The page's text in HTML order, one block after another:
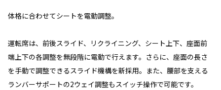
体格に合わせてシートを電動調整。
運転席は、前後スライド、リクライニング、シート上下、座面前
端上下の各調整を無段階に電動で行えます。さらに、座面の長さ
を手動で調整できるスライド機構を新採用。また、腰部を支える
ランバーサポートの2ウェイ調整もスイッチ操作で可能です。